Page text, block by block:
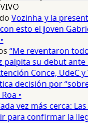
VIVO
Vozinha y la
esto el joven
“Me reventaron
su debut ante
Conce, UdeC
decisión por
•
vez más cerca:
para confirmar la